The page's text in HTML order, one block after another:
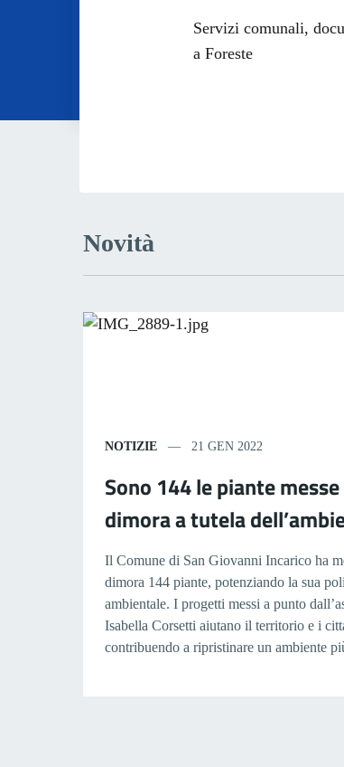
Dettagli
Servizi comunali,
a Foreste
Novità
NOTIZIE 21 GEN 2022
Sono 144 le piante
dimora a tutela
Il Comune di San Giovanni Incarico ha
dimora 144 piante, potenziando la sua
ambientale. I progetti messi a punto
Isabella Corsetti aiutano il territorio e i
contribuendo a ripristinare un ambiente